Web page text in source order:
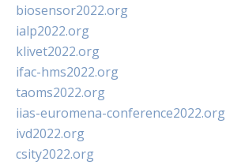
biosensor2022.org
ialp2022.org
klivet2022.org
ifac-hms2022.org
taoms2022.org
iias-euromena-conference2022.org
ivd2022.org
csity2022.org